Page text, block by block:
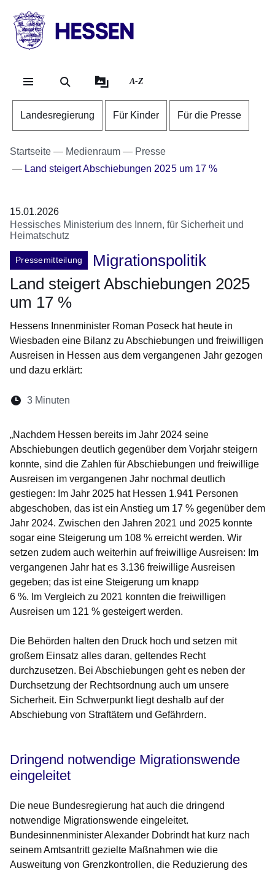
HESSEN
Landesregierung
A-Z
Landesregierung Für Kinder Für die Presse
Startseite Medienraum
Presse
Land steigert Abschiebungen 2025 um 17 %
15.01.2026
Hessisches Ministerium des Innern, für Sicherheit und
Heimatschutz
Pressemitteilung
Migrationspolitik
Land steigert Abschiebungen 2025
um 17 %
Hessens Innenminister Roman Poseck hat heute in
Wiesbaden eine Bilanz zu Abschiebungen und freiwilligen
Ausreisen in Hessen aus dem vergangenen Jahr gezogen
und dazu erklärt:
Lesedauer:
3 Minuten
„Nachdem Hessen bereits im Jahr 2024 seine
Abschiebungen deutlich gegenüber dem Vorjahr steigern
konnte, sind die Zahlen für Abschiebungen und freiwillige
Ausreisen im vergangenen Jahr nochmal deutlich
gestiegen: Im Jahr 2025 hat Hessen 1.941 Personen
abgeschoben, das ist ein Anstieg um 17 % gegenüber dem
Jahr 2024. Zwischen den Jahren 2021 und 2025 konnte
sogar eine Steigerung um 108 % erreicht werden. Wir
setzen zudem auch weiterhin auf freiwillige Ausreisen: Im
vergangenen Jahr hat es 3.136 freiwillige Ausreisen
gegeben; das ist eine Steigerung um knapp
6 %. Im Vergleich zu 2021 konnten die freiwilligen
Ausreisen um 121 % gesteigert werden.
Die Behörden halten den Druck hoch und setzen mit
großem Einsatz alles daran, geltendes Recht
durchzusetzen. Bei Abschiebungen geht es neben der
Durchsetzung der Rechtsordnung auch um unsere
Sicherheit. Ein Schwerpunkt liegt deshalb auf der
Abschiebung von Straftätern und Gefährdern.
Dringend notwendige Migrationswende
eingeleitet
Die neue Bundesregierung hat auch die dringend
notwendige Migrationswende eingeleitet.
Bundesinnenminister Alexander Dobrindt hat kurz nach
seinem Amtsantritt gezielte Maßnahmen wie die
Ausweitung von Grenzkontrollen, die Reduzierung des